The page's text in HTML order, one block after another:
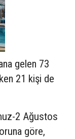
gelen 73
21 kişi de
2 Ağustos
göre,